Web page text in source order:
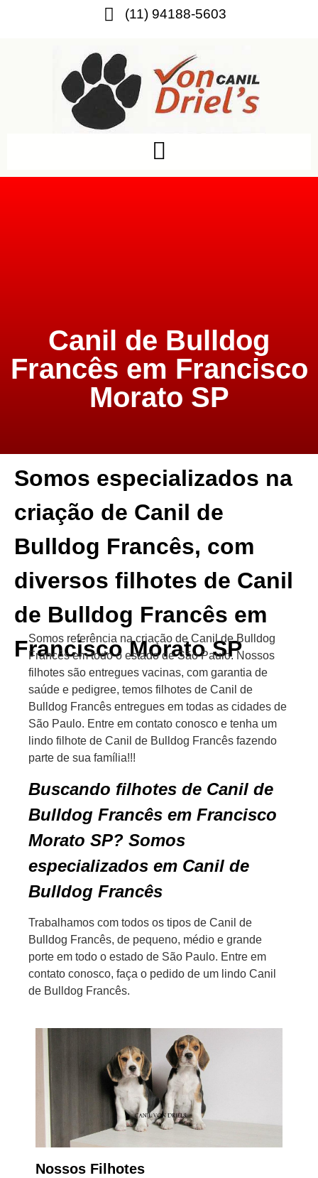
(11) 94188-5603
Canil de Bulldog
Francês em Francisco
Morato SP
Somos especializados na
criação de Canil de
Bulldog Francês, com
diversos filhotes de Canil
de Bulldog Francês em
Francisco Morato SP
Somos referência na criação de Canil de Bulldog
Francês em todo o estado de São Paulo. Nossos
filhotes são entregues vacinas, com garantia de
saúde e pedigree, temos filhotes de Canil de
Bulldog Francês entregues em todas as cidades de
São Paulo. Entre em contato conosco e tenha um
lindo filhote de Canil de Bulldog Francês fazendo
parte de sua família!!!
Buscando filhotes de Canil de
Bulldog Francês em Francisco
Morato SP? Somos
especializados em Canil de
Bulldog Francês
Trabalhamos com todos os tipos de Canil de
Bulldog Francês, de pequeno, médio e grande
porte em todo o estado de São Paulo. Entre em
contato conosco, faça o pedido de um lindo Canil
de Bulldog Francês.
Nossos Filhotes